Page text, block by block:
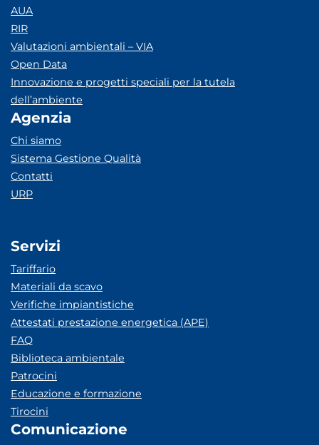
AUA
RIR
Valutazioni ambientali – VIA
Open Data
Innovazione e progetti speciali per la tutela
dell’ambiente
Agenzia
Chi siamo
Sistema Gestione Qualità
Contatti
URP
Servizi
Tariffario
Materiali da scavo
Verifiche impiantistiche
Attestati prestazione energetica (APE)
FAQ
Biblioteca ambientale
Patrocini
Educazione e formazione
Tirocini
Comunicazione